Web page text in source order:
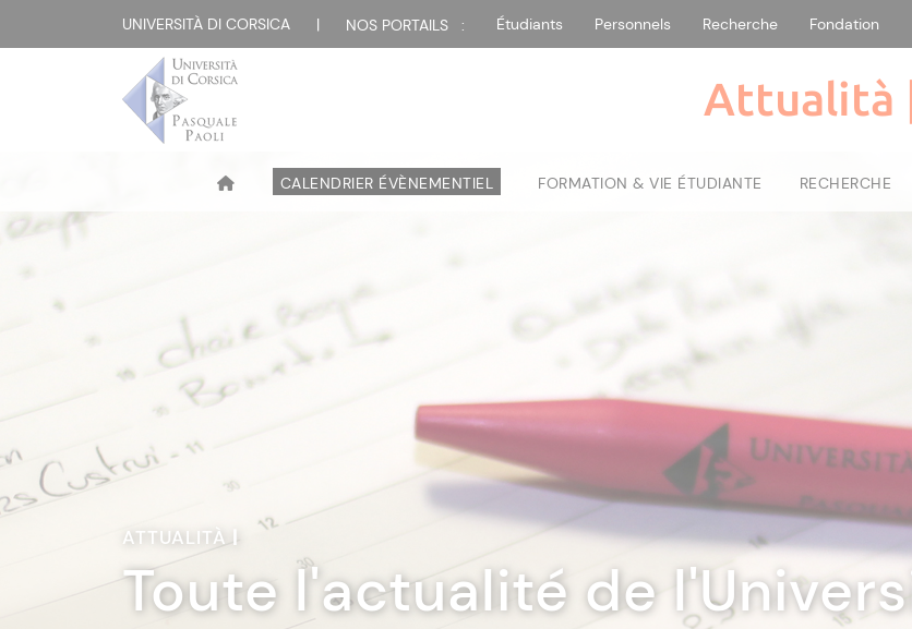
UNIVERSITÀ DI CORSICA | NOS PORTAILS : Étudiants Personnels Recherche Fondation
Attualità |
CALENDRIER ÉVÈNEMENTIEL FORMATION & VIE ÉTUDIANTE RECHERCHE
ATTUALITÀ|
Toute l'actualité de